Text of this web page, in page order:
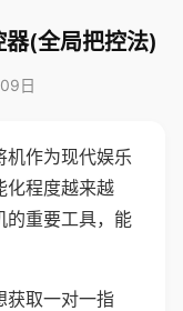
(全局把控法)
日
机作为现代娱乐
化程度越来越
的重要工具，能
获取一对一指